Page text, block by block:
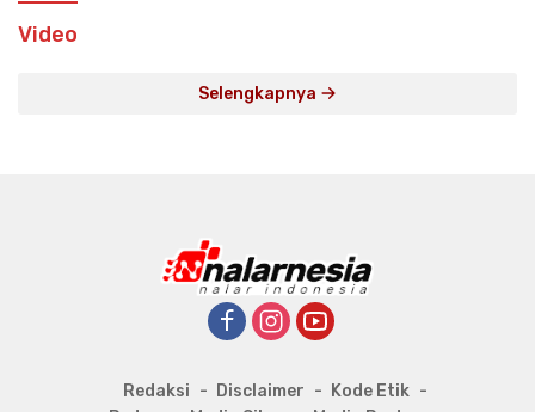
Video
Selengkapnya
Redaksi Disclaimer
Kode Etik